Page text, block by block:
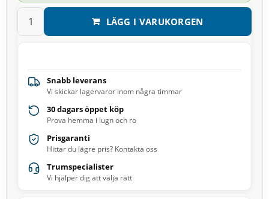
LÄGG I VARUKORGEN
Snabb leverans
Vi skickar lagervaror inom några timmar
30 dagars öppet köp
Prova hemma i lugn och ro
Prisgaranti
Hittar du lägre pris? Kontakta oss
Trumspecialister
Vi hjälper dig att välja rätt